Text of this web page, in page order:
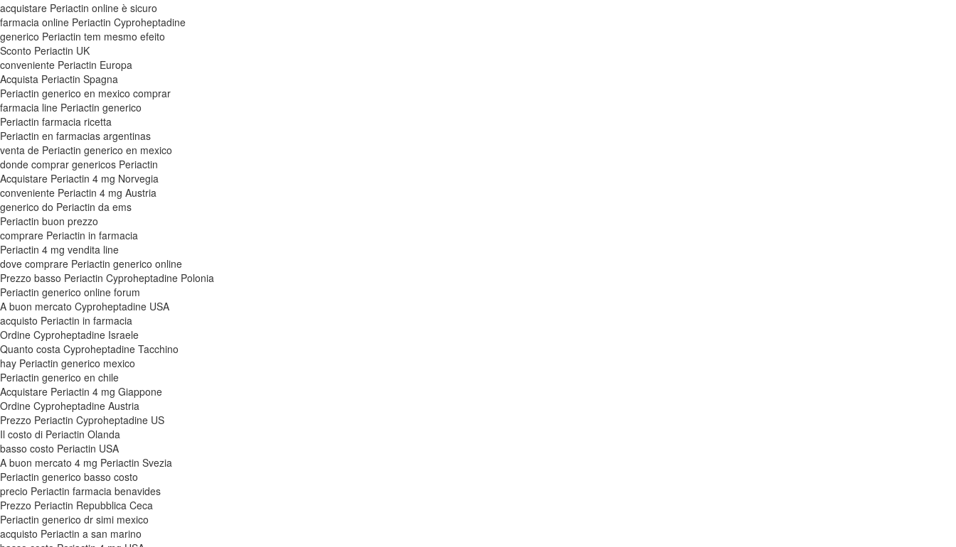
acquistare Periactin online è sicuro
farmacia online Periactin Cyproheptadine
generico Periactin tem mesmo efeito
Sconto Periactin UK
conveniente Periactin Europa
Acquista Periactin Spagna
Periactin generico en mexico comprar
farmacia line Periactin generico
Periactin farmacia ricetta
Periactin en farmacias argentinas
venta de Periactin generico en mexico
donde comprar genericos Periactin
Acquistare Periactin 4 mg Norvegia
conveniente Periactin 4 mg Austria
generico do Periactin da ems
Periactin buon prezzo
comprare Periactin in farmacia
Periactin 4 mg vendita line
dove comprare Periactin generico online
Prezzo basso Periactin Cyproheptadine Polonia
Periactin generico online forum
A buon mercato Cyproheptadine USA
acquisto Periactin in farmacia
Ordine Cyproheptadine Israele
Quanto costa Cyproheptadine Tacchino
hay Periactin generico mexico
Periactin generico en chile
Acquistare Periactin 4 mg Giappone
Ordine Cyproheptadine Austria
Prezzo Periactin Cyproheptadine US
Il costo di Periactin Olanda
basso costo Periactin USA
A buon mercato 4 mg Periactin Svezia
Periactin generico basso costo
precio Periactin farmacia benavides
Prezzo Periactin Repubblica Ceca
Periactin generico dr simi mexico
acquisto Periactin a san marino